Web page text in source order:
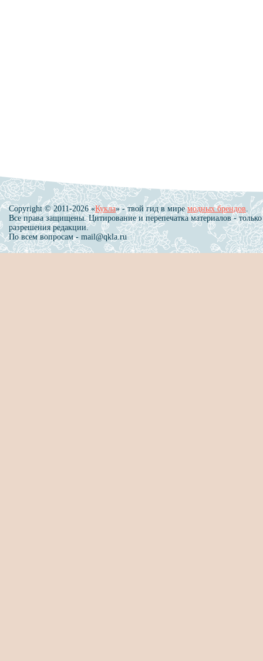
Copyright © 2011-2026 «Кукла» - твой гид в миремодных брендов
Все права защищены. Цитирование и перепечатка материалов - только
разрешения редакции.
По всем вопросам - mail@qkla.ru